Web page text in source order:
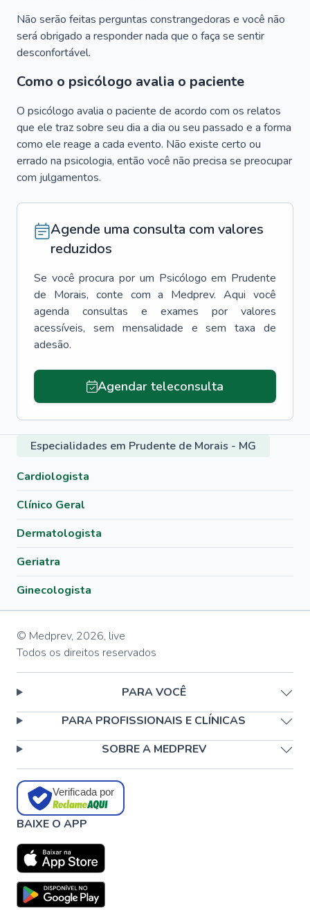
Não serão feitas perguntas constrangedoras e você não
será obrigado a responder nada que o faça se sentir
desconfortável.
Como o psicólogo avalia o paciente
O psicólogo avalia o paciente de acordo com os relatos
que ele traz sobre seu dia a dia ou seu passado e a forma
como ele reage a cada evento. Não existe certo ou
errado na psicologia, então você não precisa se preocupar
com julgamentos.
Agende uma consulta com valores
reduzidos
Se você procura por um Psicólogo em Prudente
de Morais, conte com a Medprev. Aqui você
agenda consultas e exames por valores
acessíveis, sem mensalidade e sem taxa de
adesão.
Agendar teleconsulta
Especialidades em Prudente de Morais - MG
Cardiologista
Clínico Geral
Dermatologista
Geriatra
Ginecologista
© Medprev, 2026, live
Todos os direitos reservados
PARA VOCÊ
PARA PROFISSIONAIS E CLÍNICAS
SOBRE A MEDPREV
Verificada por
BAIXE O APP